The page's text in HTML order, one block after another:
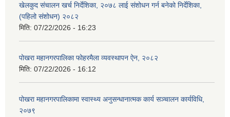
खेलकुद संचालन खर्च निर्देशिका, २०७८ लाई संशोधन गर्न बनेको निर्देशिका,
(पहिलो संशोधन) २०८२
मिति: 07/22/2026 - 16:23
पोखरा महानगरपालिका फोहरमैला व्यवस्थापन ऐन, २०८२
मिति: 07/22/2026 - 16:12
पोखरा महानगरपालिकामा स्वास्थ्य अनुसन्धानात्मक कार्य सञ्चालन कार्यविधि,
२०७९